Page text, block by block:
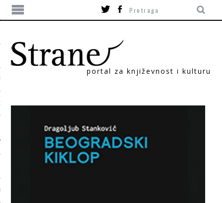
portal za književnost i kulturu